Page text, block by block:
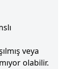
veya
olabilir.